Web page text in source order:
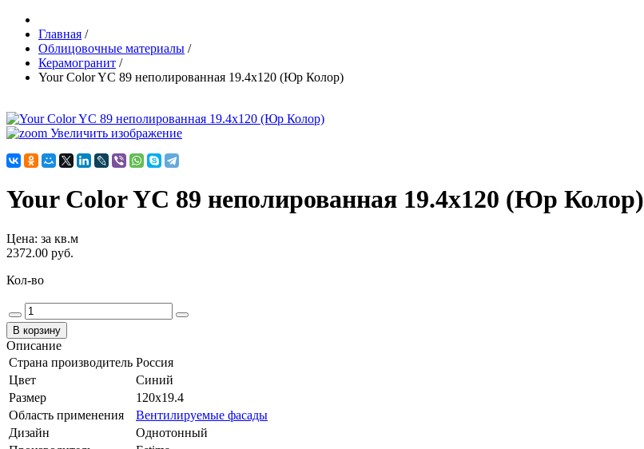
Главная /
Облицовочные материалы /
Керамогранит /
Your Color YC 89 неполированная 19.4х120 (Юр Колор)
Увеличить изображение
Your Color YC 89 неполированная 19.4х120 (Юр Колор)
Цена: за кв.м
2372.00 руб.
Кол-во
Описание
Страна производитель Россия
Цвет
Синий
Размер
120x19.4
Область применения
Вентилируемые фасады
Дизайн
Однотонный